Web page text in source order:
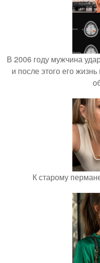
В 2006 году мужчина
и после этого его
К старому